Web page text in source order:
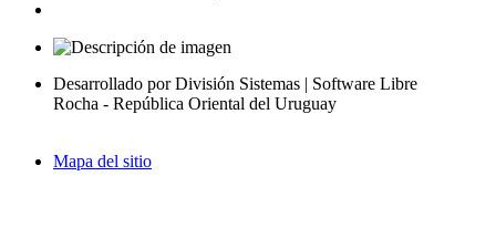
Desarrollado por División Sistemas | Software Libre
Rocha - República Oriental del Uruguay
Mapa del sitio